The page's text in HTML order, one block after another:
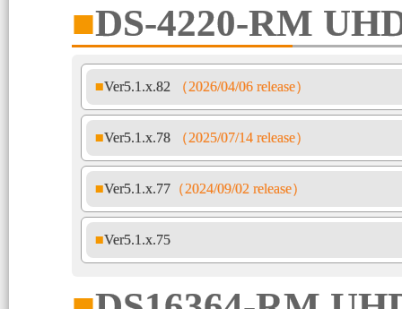
■DS-4220-RM
■Ver5.1.x.82 （2026/04/06 release）
■Ver5.1.x.78 （2025/07/14 release）
■Ver5.1.x.77 （2024/09/02 release）
■Ver5.1.x.75